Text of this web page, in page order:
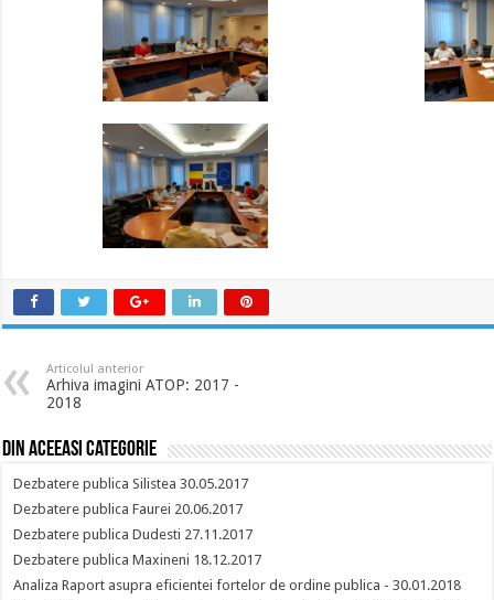
Articolul anterior
Arhiva imagini ATOP: 2017 -
2018
Din aceeasi categorie
Dezbatere publica Silistea 30.05.2017
Dezbatere publica Faurei 20.06.2017
Dezbatere publica Dudesti 27.11.2017
Dezbatere publica Maxineni 18.12.2017
Analiza Raport asupra eficientei fortelor de ordine publica - 30.01.2018